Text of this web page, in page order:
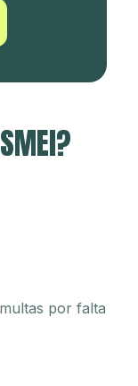
por falta